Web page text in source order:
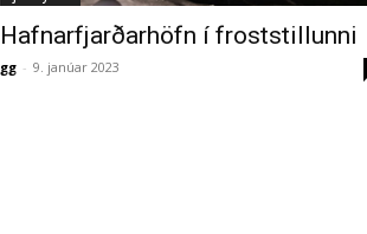
Hafnarfjarðarhöfn í froststillunni
gg - 9. janúar 2023